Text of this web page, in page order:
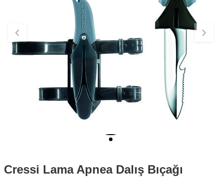
Cressi Lama Apnea Dalış Bıçağı